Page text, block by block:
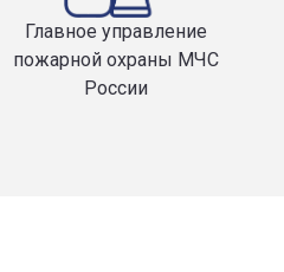
Главное управление
пожарной охраны МЧС
России